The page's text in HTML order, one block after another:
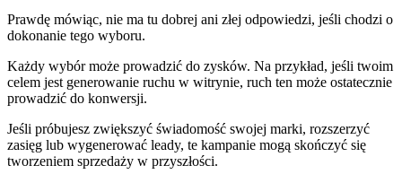
Prawdę mówiąc, nie ma tu dobrej ani złej odpowiedzi, jeśli chodzi o
dokonanie tego wyboru.
Każdy wybór może prowadzić do zysków. Na przykład, jeśli twoim
celem jest generowanie ruchu w witrynie, ruch ten może ostatecznie
prowadzić do konwersji.
Jeśli próbujesz zwiększyć świadomość swojej marki, rozszerzyć
zasięg lub wygenerować leady, te kampanie mogą skończyć się
tworzeniem sprzedaży w przyszłości.